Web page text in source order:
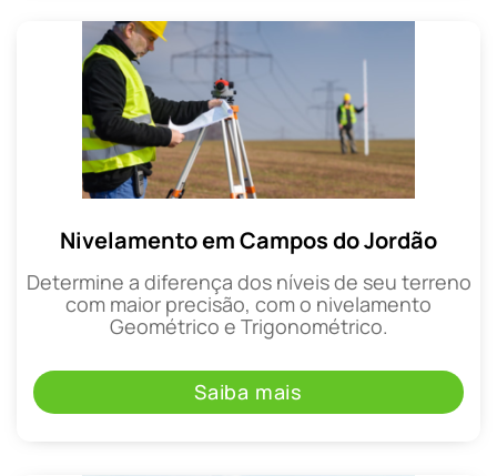
Nivelamento em Campos do Jordão
Determine a diferença dos níveis de seu terreno
com maior precisão, com o nivelamento
Geométrico e Trigonométrico.
Saiba mais